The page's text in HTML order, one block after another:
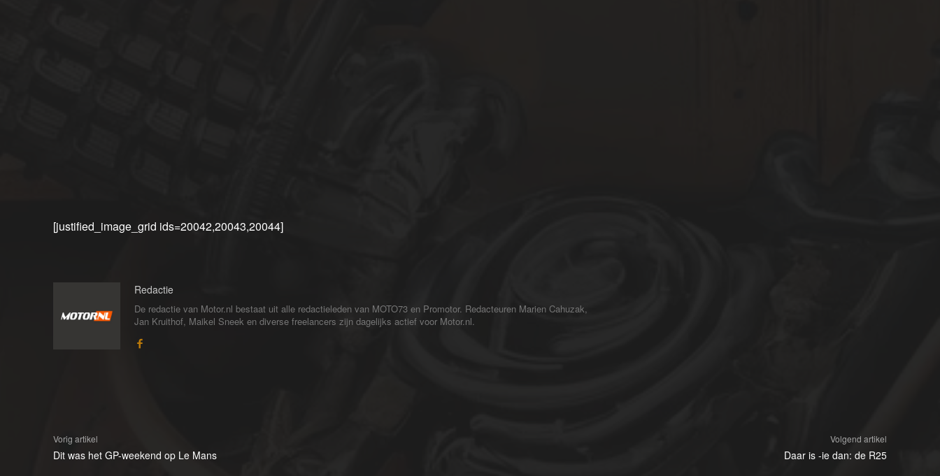
[justified_image_grid ids=20042,20043,20044]
Redactie
De redactie van Motor.nl bestaat uit alle redactieleden van MOTO73 en Promotor. Redacteuren Marien Cahuzak,
Jan Kruithof, Maikel Sneek en diverse freelancers zijn dagelijks actief voor Motor.nl.
Vorig artikel
Dit was het GP-weekend op Le Mans
Volgend artikel
Daar is -ie dan: de R25